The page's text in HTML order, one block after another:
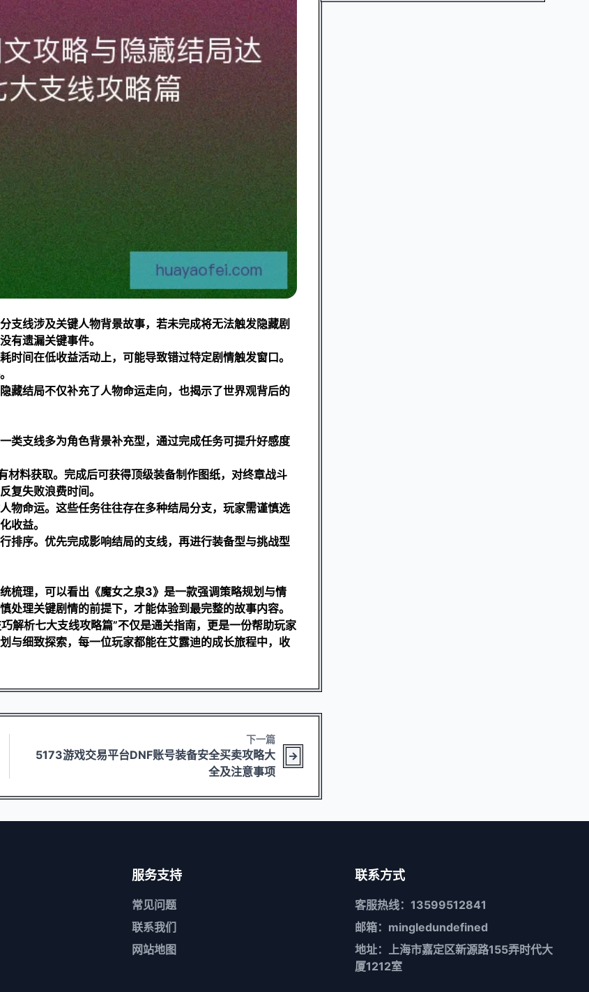
支线涉及关键人物背景故事，若未完成将无法触发隐藏剧
有遗漏关键事件。
间在低收益活动上，可能导致错过特定剧情触发窗口。
藏结局不仅补充了人物命运走向，也揭示了世界观背后的
类支线多为角色背景补充型，通过完成任务可提升好感度
料获取。完成后可获得顶级装备制作图纸，对终章战斗
复失败浪费时间。
物命运。这些任务往往存在多种结局分支，玩家需谨慎选
收益。
排序。优先完成影响结局的支线，再进行装备型与挑战型
梳理，可以看出《魔女之泉3》是一款强调策略规划与情
理关键剧情的前提下，才能体验到最完整的故事内容。
解析七大支线攻略篇”不仅是通关指南，更是一份帮助玩家
与细致探索，每一位玩家都能在艾露迪的成长旅程中，收
下一篇
5173游戏交易平台DNF账号装备安全买卖攻略大
全及注意事项
服务支持
常见问题
联系我们
网站地图
联系方式
客服热线：13599512841
邮箱：mingledundefined
地址：上海市嘉定区新源路155弄时代大
厦1212室